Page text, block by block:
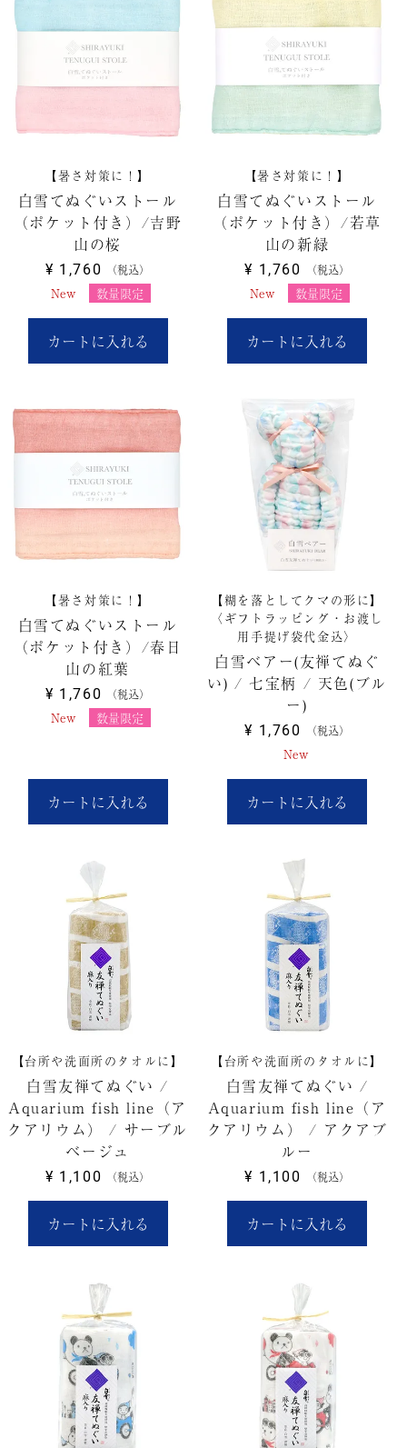
【暑さ対策に！】
白雪てぬぐいストール
（ポケット付き）/吉野
山の桜
¥ 1,760 税込
New 数量限定
カートに入れる
【暑さ対策に！】
白雪てぬぐいストール
（ポケット付き）/若草
山の新緑
¥ 1,760 税込
New 数量限定
カートに入れる
【暑さ対策に！】
白雪てぬぐいストール
（ポケット付き）/春日
山の紅葉
¥ 1,760 税込
New 数量限定
カートに入れる
【糊を落としてクマの形に】
〈ギフトラッピング・お渡し
用手提げ袋代金込〉
白雪ベアー(友禅てぬぐ
い) / 七宝柄 / 天色(ブル
ー)
¥ 1,760 税込
New
カートに入れる
【台所や洗面所のタオルに】
白雪友禅てぬぐい /
Aquarium fish line（ア
クアリウム） / サーブル
ベージュ
¥ 1,100 税込
カートに入れる
【台所や洗面所のタオルに】
白雪友禅てぬぐい /
Aquarium fish line（ア
クアリウム） / アクアブ
ルー
¥ 1,100 税込
カートに入れる